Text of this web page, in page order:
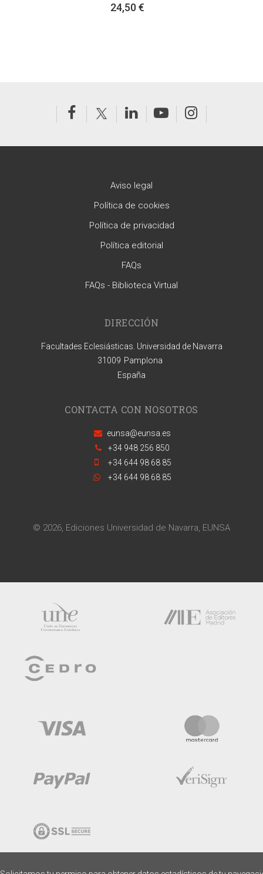
24,50 €
Aviso legal
Política de cookies
Política de privacidad
Política editorial
FAQs
FAQs - Biblioteca Virtual
DIRECCIÓN
Facultades Eclesiásticas. Universidad de Navarra
31009 Pamplona
España
CONTACTA CON NOSOTROS
eunsa@eunsa.es
+34 948 256 850
+34 644 98 68 85
+34 644 98 68 85
© 2026, Ediciones Universidad de Navarra, EUNSA